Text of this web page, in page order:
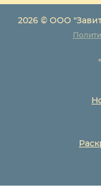
2026 © ООО